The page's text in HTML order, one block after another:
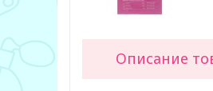
Описание